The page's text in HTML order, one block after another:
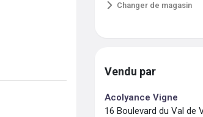
Changer de magasin
Vendu par
Acolyance Vigne
16 Boulevard du Val de